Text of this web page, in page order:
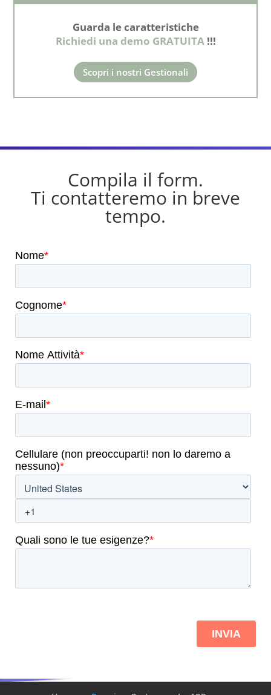
Guarda le caratteristiche
Richiedi una demo GRATUITA !!!
Scopri i nostri Gestionali
Compila il form.
Ti contatteremo in breve
tempo.